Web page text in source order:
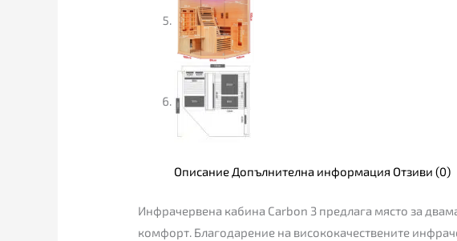
Описание Допълнителна информация Отзиви (0)
Инфрачервена кабина Carbon 3 предлага място за
комфорт. Благодарение на висококачествените